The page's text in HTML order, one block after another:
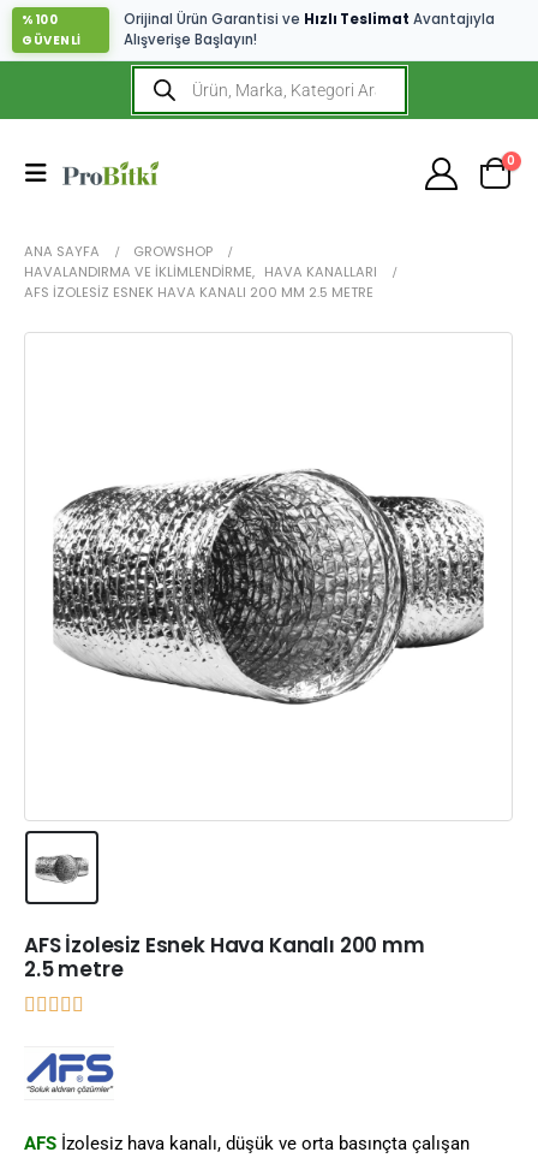
%100
GÜVENLİ
Orijinal Ürün Garantisi ve Hızlı Teslimat Avantajıyla
Alışverişe Başlayın!
0
ANA SAYFA
GROWSHOP
HAVALANDIRMA VE İKLIMLENDIRME, HAVA KANALLARI
AFS İZOLESIZ ESNEK HAVA KANALI 200 MM 2.5 METRE
AFS İzolesiz Esnek Hava Kanalı 200 mm
2.5 metre
AFS İzolesiz hava kanalı, düşük ve orta basınçta çalışan